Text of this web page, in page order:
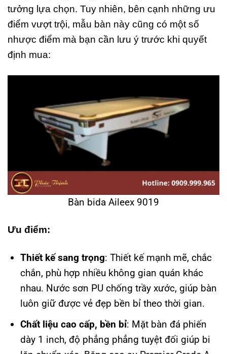
tưởng lựa chọn. Tuy nhiên, bên cạnh những ưu
điểm vượt trội, mẫu bàn này cũng có một số
nhược điểm mà bạn cần lưu ý trước khi quyết
định mua:
Bàn bida Aileex 9019
Ưu điểm:
Thiết kế sang trọng: Thiết kế mạnh mẽ, chắc
chắn, phù hợp nhiều không gian quán khác
nhau. Nước sơn PU chống trầy xước, giúp bàn
luôn giữ được vẻ đẹp bền bỉ theo thời gian.
Chất liệu cao cấp, bền bỉ: Mặt bàn đá phiến
dày 1 inch, độ phẳng phẳng tuyệt đối giúp bi